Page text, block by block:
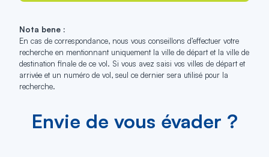
Nota bene :
En cas de correspondance, nous vous conseillons d’effectuer votre
recherche en mentionnant uniquement la ville de départ et la ville de
destination finale de ce vol. Si vous avez saisi vos villes de départ et
arrivée et un numéro de vol, seul ce dernier sera utilisé pour la
recherche.
Envie de vous évader ?